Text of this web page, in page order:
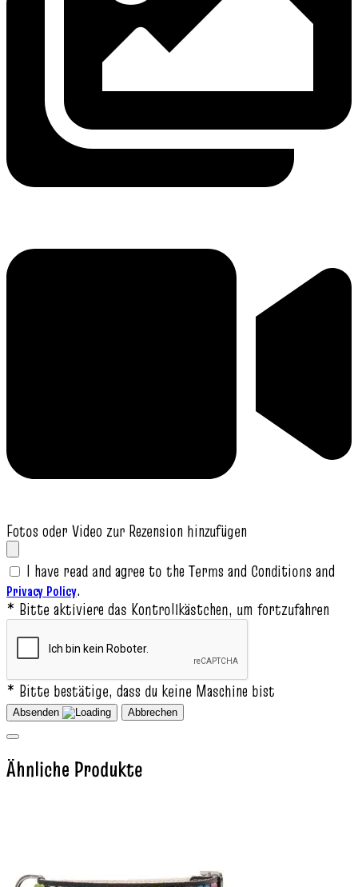
Fotos oder Video zur Rezension hinzufügen
I have read and agree to the Terms and Conditions and
Privacy Policy.
* Bitte aktiviere das Kontrollkästchen, um fortzufahren
* Bitte bestätige, dass du keine Maschine bist
Absenden Abbrechen
Ähnliche Produkte